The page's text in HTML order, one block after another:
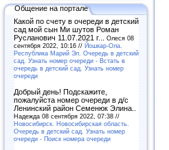
Общение на портале
Какой по счету в очереди в детский
сад мой сын Ми шутов Роман
Русланович 11.07.2021 г... Олеся 08
сентября 2022, 10:16 // Йошкар-Ола.
Республика Марий Эл. Очередь в детский
сад. Узнать номер очереди - Встать в
очередь в детский сад. Узнать номер
очереди
Добрый день! Подскажите,
пожалуйста номер очереди в д/с
Ленинский район Семенюк Элина..
Надежда 08 сентября 2022, 07:38 //
Новосибирск. Новосибирская область.
Очередь в детский сад. Узнать номер
очереди - Поиск номера очереди